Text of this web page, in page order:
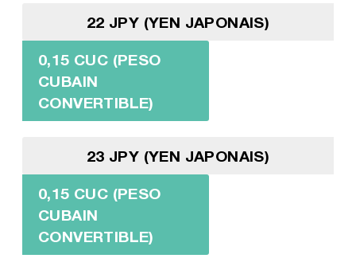
22 JPY (YEN JAPONAIS)
0,15 CUC (PESO
CUBAIN
CONVERTIBLE)
23 JPY (YEN JAPONAIS)
0,15 CUC (PESO
CUBAIN
CONVERTIBLE)